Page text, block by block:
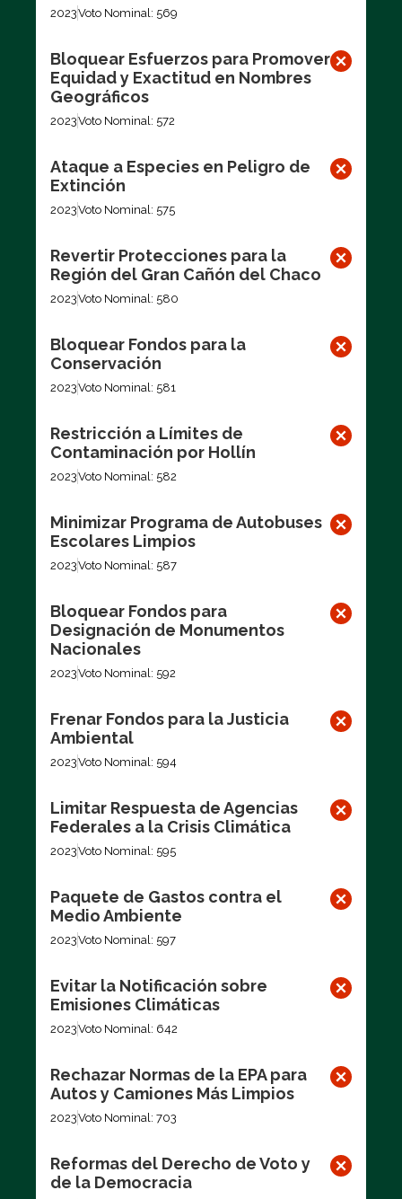
2023Voto Nominal: 569
Bloquear Esfuerzos para Promover
Equidad y Exactitud en Nombres
Geográficos
2023Voto Nominal: 572
Ataque a Especies en Peligro de
Extinción
2023Voto Nominal: 575
Revertir Protecciones para la
Región del Gran Cañón del Chaco
2023Voto Nominal: 580
Bloquear Fondos para la
Conservación
2023Voto Nominal: 581
Restricción a Límites de
Contaminación por Hollín
2023Voto Nominal: 582
Minimizar Programa de Autobuses
Escolares Limpios
2023Voto Nominal: 587
Bloquear Fondos para
Designación de Monumentos
Nacionales
2023Voto Nominal: 592
Frenar Fondos para la Justicia
Ambiental
2023Voto Nominal: 594
Limitar Respuesta de Agencias
Federales a la Crisis Climática
2023Voto Nominal: 595
Paquete de Gastos contra el
Medio Ambiente
2023Voto Nominal: 597
Evitar la Notificación sobre
Emisiones Climáticas
2023Voto Nominal: 642
Rechazar Normas de la EPA para
Autos y Camiones Más Limpios
2023Voto Nominal: 703
Reformas del Derecho de Voto y
de la Democracia